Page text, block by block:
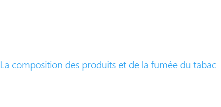
La composition des produits et de la fumée du tabac​